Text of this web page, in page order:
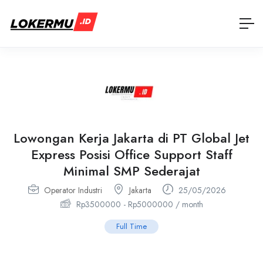
Lowongan Kerja Jakarta di PT Global Jet
Express Posisi Office Support Staff
Minimal SMP Sederajat
Operator Industri Jakarta
25/05/2026
Rp3500000 - Rp5000000 / month
Full Time